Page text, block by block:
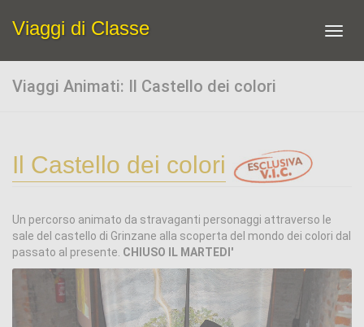
Viaggi di Classe
Viaggi Animati: Il Castello dei colori
Il Castello dei colori
Un percorso animato da stravaganti personaggi attraverso le
sale del castello di Grinzane alla scoperta del mondo dei colori dal
passato al presente. CHIUSO IL MARTEDI'